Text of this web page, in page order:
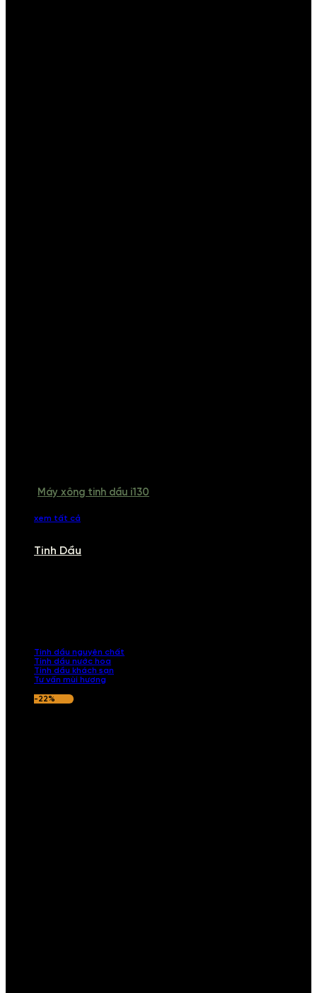
Máy xông tinh dầu i130
xem tất cả
Tinh Dầu
Tinh dầu nguyên chất
Tinh dầu nước hoa
Tinh dầu khách sạn
Tư vấn mùi hương
-22%